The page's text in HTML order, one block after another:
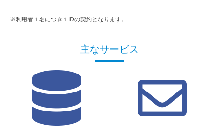
※利用者１名につき１IDの契約となります。
主なサービス